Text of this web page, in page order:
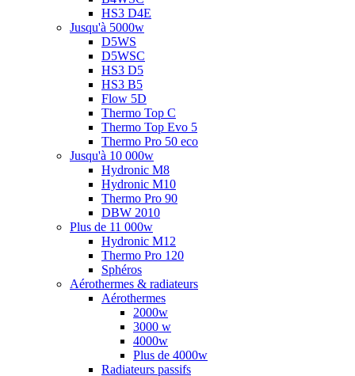
HS3 D4E
Jusqu'à 5000w
D5WS
D5WSC
HS3 D5
HS3 B5
Flow 5D
Thermo Top C
Thermo Top Evo 5
Thermo Pro 50 eco
Jusqu'à 10 000w
Hydronic M8
Hydronic M10
Thermo Pro 90
DBW 2010
Plus de 11 000w
Hydronic M12
Thermo Pro 120
Sphéros
Aérothermes & radiateurs
Aérothermes
2000w
3000 w
4000w
Plus de 4000w
Radiateurs passifs